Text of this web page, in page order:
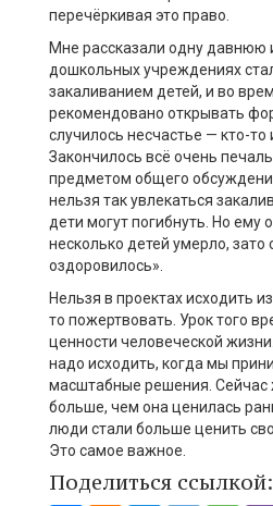
перечёркивая это право.
Мне рассказали одну давнюю
дошкольных учреждениях
закаливанием детей, и во
рекомендовано открывать
случилось несчастье — кто-то
Закончилось всё очень
предметом общего
нельзя так увлекаться
дети могут погибнуть. Но ему
несколько детей умерло, зато
оздоровилось».
Нельзя в проектах исходить
то пожертвовать. Урок того
ценности человеческой
надо исходить, когда мы
масштабные решения. Сейчас
больше, чем она ценилась
люди стали больше ценить
Это самое важное.
Поделиться ссылкой: